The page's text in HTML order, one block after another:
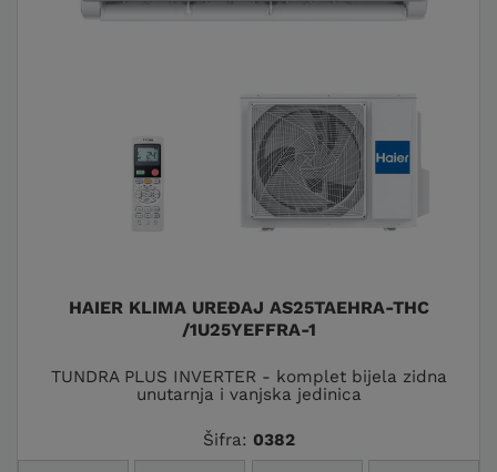
HAIER KLIMA UREĐAJ AS25TAEHRA-THC
/1U25YEFFRA-1
TUNDRA PLUS INVERTER - komplet bijela zidna
unutarnja i vanjska jedinica
Šifra: 0382